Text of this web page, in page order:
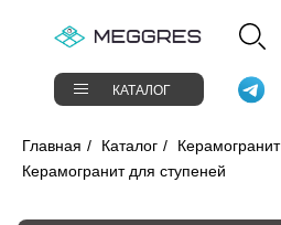
КАТАЛОГ
Главная / Каталог / Керамогранит
Керамогранит для ступеней